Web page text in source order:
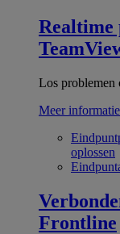
Realtime
Los problemen
Meer informatie
oplossen
Frontline